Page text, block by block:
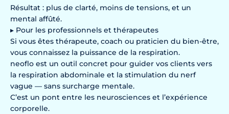
Résultat : plus de clarté, moins de tensions, et un
mental affûté.
▸ Pour les professionnels et thérapeutes
Si vous êtes thérapeute, coach ou praticien du bien-être,
vous connaissez la puissance de la respiration.
neoflo est un outil concret pour guider vos clients vers
la respiration abdominale et la stimulation du nerf
vague — sans surcharge mentale.
C’est un pont entre les neurosciences et l’expérience
corporelle.